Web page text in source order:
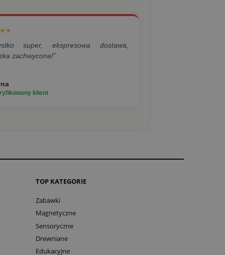
super, ekspresowa dostawa,
zachwycona!”
klient
TOP KATEGORIE
Zabawki
Magnetyczne
Sensoryczne
Drewniane
Edukacyjne